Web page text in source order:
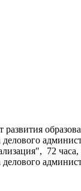
72 часа,